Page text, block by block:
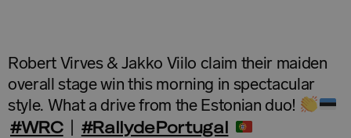
Robert Virves & Jakko Viilo claim their maiden
overall stage win this morning in spectacular
style. What a drive from the Estonian duo!
#WRC
#RallydePortugal